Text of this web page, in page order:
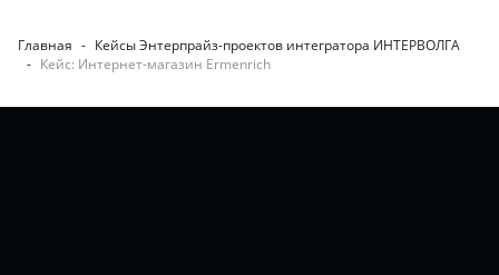
Главная - Кейсы Энтерпрайз-проектов интегратора ИНТЕРВОЛГА
- Кейс: Интернет-магазин Ermenrich